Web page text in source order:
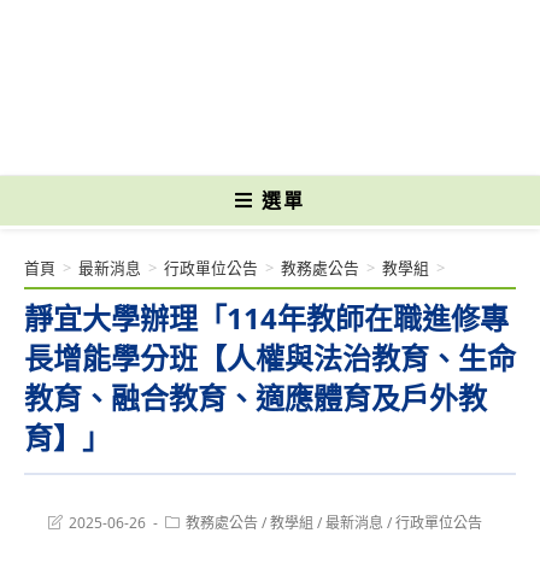
選單
靜宜大學辦理「114年教師在職進修專
長增能學分班【人權與法治教育、生命
教育、融合教育、適應體育及戶外教
育】」
首頁 > 最新消息 > 行政單位公告 > 教務處公告 > 教學組 >
Post2025-06-26
Post教務處公告/教學組 /最新消息 /行政單位公告